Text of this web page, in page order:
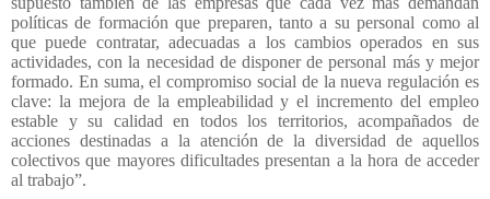
políticas de formación que preparen, tanto a su personal como al
que puede contratar, adecuadas a los cambios operados en sus
actividades, con la necesidad de disponer de personal más y mejor
formado. En suma, el compromiso social de la nueva regulación es
clave: la mejora de la empleabilidad y el incremento del empleo
estable y su calidad en todos los territorios, acompañados de
acciones destinadas a la atención de la diversidad de aquellos
colectivos que mayores dificultades presentan a la hora de acceder
al trabajo”.